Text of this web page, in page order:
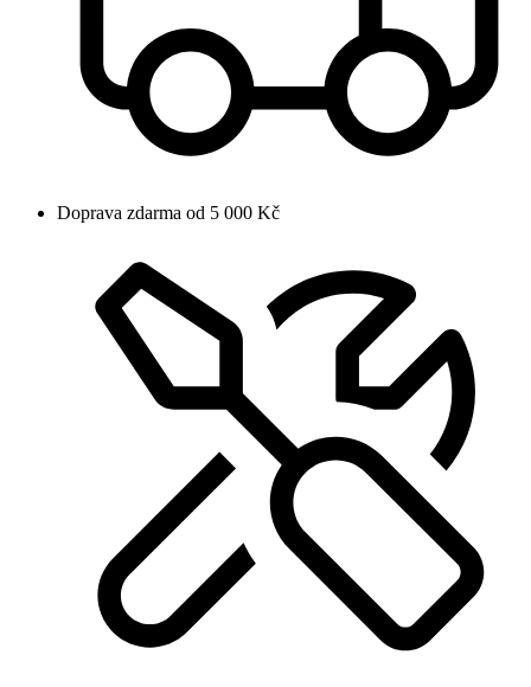
Doprava zdarma od 5 000 Kč